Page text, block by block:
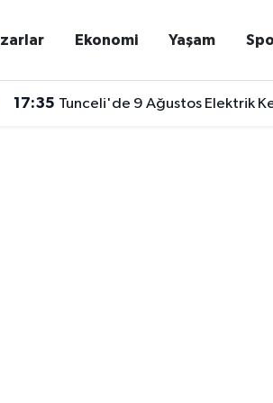
Ekonomi Yaşam
17:35 Tunceli'de 9 Ağustos Elektrik